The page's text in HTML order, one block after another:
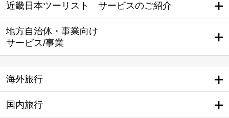
近畿日本ツーリスト サービスのご紹介
地方自治体・事業向け
サービス/事業
海外旅行
国内旅行